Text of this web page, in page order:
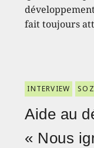
fait toujours
INTERVIEW
Aide au
« Nous